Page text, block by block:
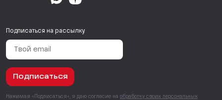
Подписаться на рассылку
Подписаться
Нажимая «Подписаться», я даю согласие на обработку своих персональных